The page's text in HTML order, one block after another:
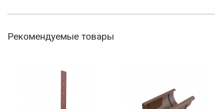
Рекомендуемые товары